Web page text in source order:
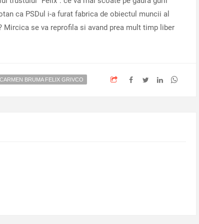
ca PSDul i-a furat fabrica de obiectul muncii al
se va reprofila si avand prea mult timp liber
BRUMA FELIX GRIVCO